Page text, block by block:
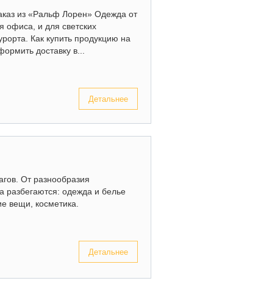
из «Ральф Лорен» Одежда от
офиса, и для светских
Как купить продукцию на
доставку в...
Детальнее
От разнообразия
разбегаются: одежда и белье
вещи, косметика.
Детальнее